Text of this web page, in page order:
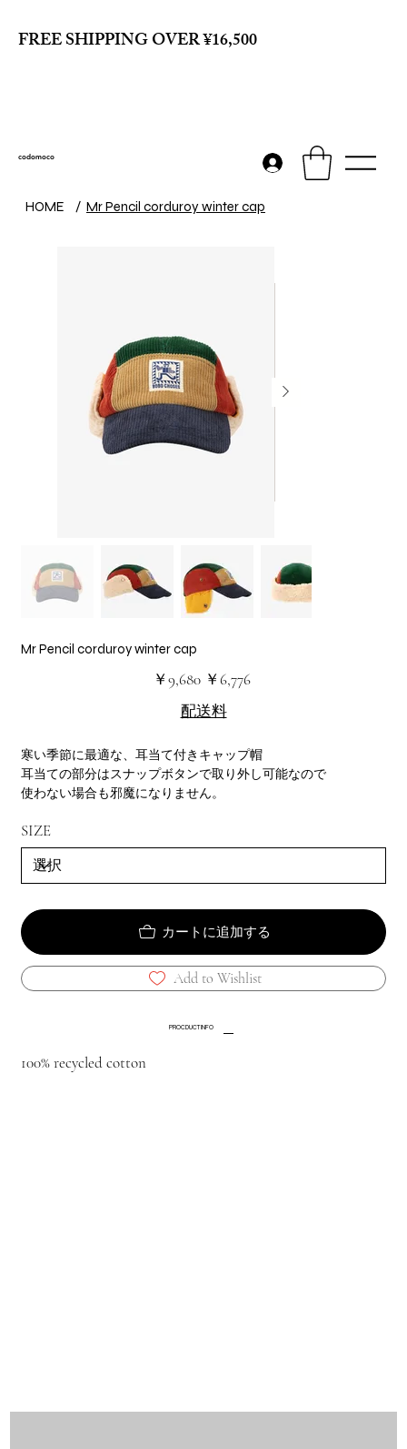
FREE SHIPPING OVER ¥16,500
codomoco
HOME / Mr Pencil corduroy winter cap
Mr Pencil corduroy winter cap
元
の
￥9,680
セ
ー
価
￥6,776
配送料
寒い季節に最適な、耳当て付きキャップ帽
耳当ての部分はスナップボタンで取り外し可能なので
使わない場合も邪魔になりません。
SIZE
カートに追加する
Add to Wishlist
PROCDUCT INFO
100% recycled cotton